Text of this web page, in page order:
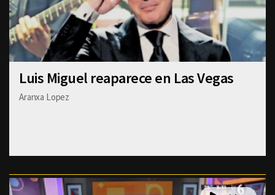
Luis Miguel reaparece en Las Vegas
Aranxa Lopez